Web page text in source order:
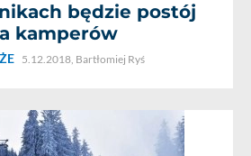
będzie postój
kamperów
5.12.2018, Bartłomiej Ryś